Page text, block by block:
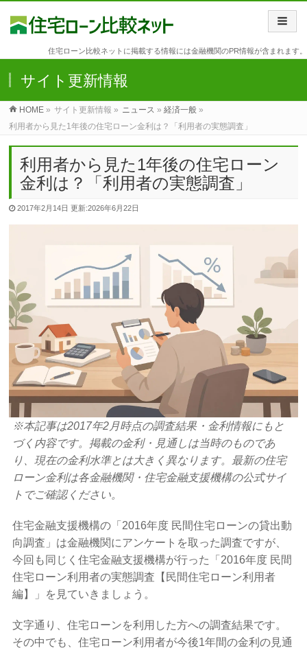
住宅ローン比較ネットに掲載する情報には金融機関のPR情報が含まれます。
サイト更新情報
HOME » サイト更新情報 » ニュース »経済一般 »
利用者から見た1年後の住宅ローン金利は？「利用者の実態調査」
利用者から見た1年後の住宅ローン
金利は？「利用者の実態調査」
2017年2月14日更新:2026年6月22日
※本記事は2017年2月時点の調査結果・金利情報にもと
づく内容です。掲載の金利・見通しは当時のものであ
り、現在の金利水準とは大きく異なります。最新の住宅
ローン金利は各金融機関・住宅金融支援機構の公式サイ
トでご確認ください。
住宅金融支援機構の「2016年度 民間住宅ローンの貸出動
向調査」は金融機関にアンケートを取った調査ですが、
今回も同じく住宅金融支援機構が行った「2016年度 民間
住宅ローン利用者の実態調査【民間住宅ローン利用者
編】」を見ていきましょう。
文字通り、住宅ローンを利用した方への調査結果です。
その中でも、住宅ローン利用者が今後1年間の金利の見通